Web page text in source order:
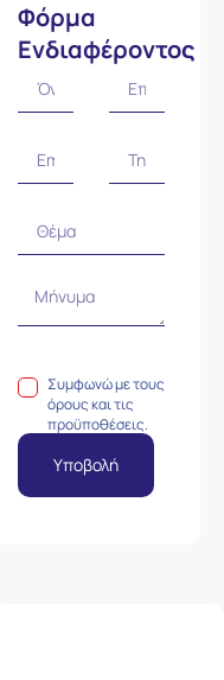
Φόρμα
Ενδιαφέροντος
Συμφωνώ με τους
όρους και τις
προϋποθέσεις.
Υποβολή